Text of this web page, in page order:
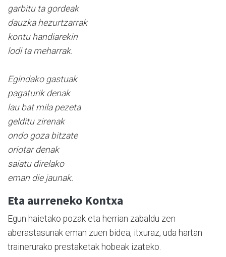
garbitu ta gordeak
dauzka hezurtzarrak
kontu handiarekin
lodi ta meharrak.
Egindako gastuak
pagaturik denak
lau bat mila pezeta
gelditu zirenak
ondo goza bitzate
oriotar denak
saiatu direlako
eman die jaunak.
Eta aurreneko Kontxa
Egun haietako pozak eta herrian zabaldu zen
aberastasunak eman zuen bidea, itxuraz, uda hartan
trainerurako prestaketak hobeak izateko.